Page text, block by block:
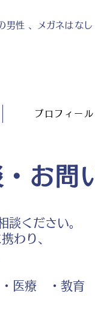
男性 、メガネは なし
プロフィール
お問
ください。
わり、
医療 ・教育